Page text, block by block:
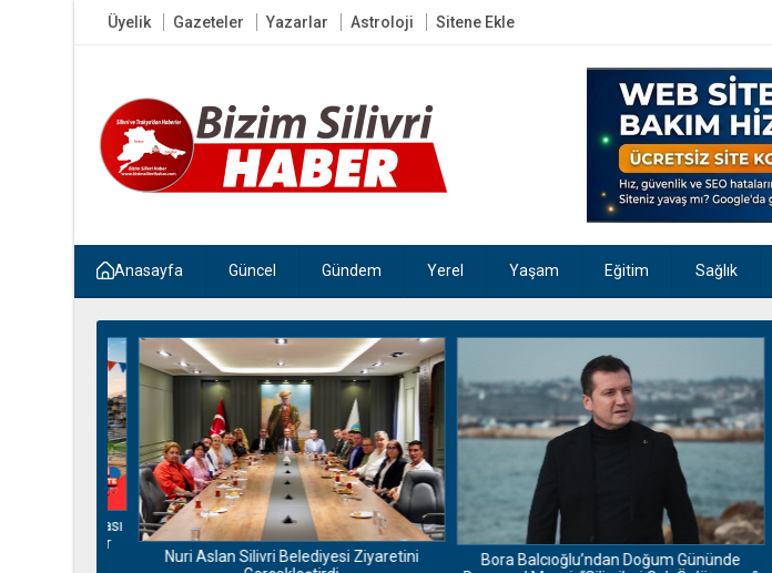
Üyelik Gazeteler Yazarlar Astroloji Sitene Ekle
Anasayfa Güncel Gündem Yerel Yaşam Eğitim Sağlık
Nuri Aslan Silivri Belediyesi Ziyaretini
Bora Balcıoğlu’ndan Doğum Gününde